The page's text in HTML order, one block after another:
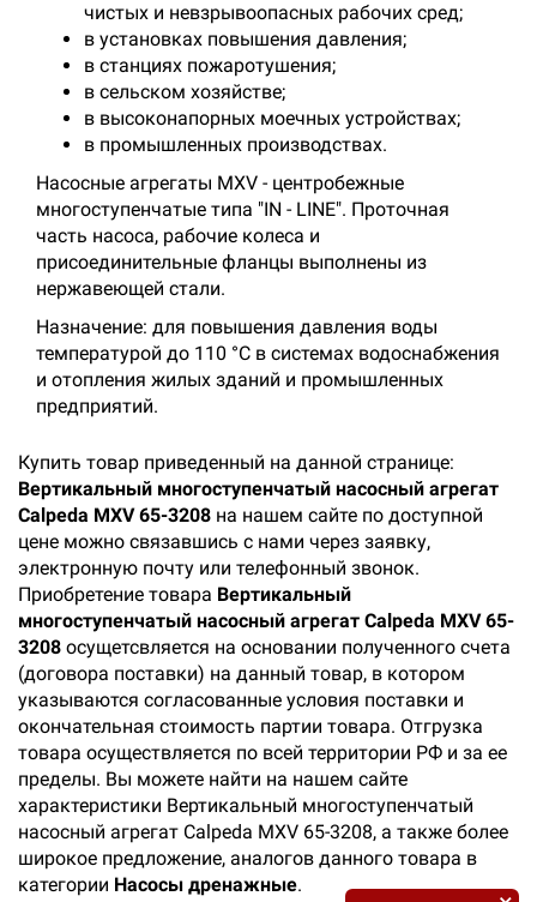
чистых и невзрывоопасных рабочих сред;
в установках повышения давления;
в станциях пожаротушения;
в сельском хозяйстве;
в высоконапорных моечных устройствах;
в промышленных производствах.
Насосные агрегаты MXV - центробежные
многоступенчатые типа "IN - LINE". Проточная
часть насоса, рабочие колеса и
присоединительные фланцы выполнены из
нержавеющей стали.
Назначение: для повышения давления воды
температурой до 110 °С в системах водоснабжения
и отопления жилых зданий и промышленных
предприятий.
Купить товар приведенный на данной странице:
Вертикальный многоступенчатый насосный агрегат
Calpeda MXV 65-3208 на нашем сайте по доступной
цене можно связавшись с нами через заявку,
электронную почту или телефонный звонок.
Приобретение товара Вертикальный
многоступенчатый насосный агрегат Calpeda MXV 65-
3208 осущетсвляется на основании полученного счета
(договора поставки) на данный товар, в котором
указываются согласованные условия поставки и
окончательная стоимость партии товара. Отгрузка
товара осуществляется по всей территории РФ и за ее
пределы. Вы можете найти на нашем сайте
характеристики Вертикальный многоступенчатый
насосный агрегат Calpeda MXV 65-3208, а также более
широкое предложение, аналогов данного товара в
категории Насосы дренажные.